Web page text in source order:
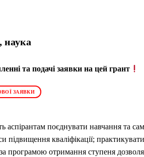
наука
та подачі заявки на цей грант
ЗАЯВКИ
аспірантам поєднувати навчання та
підвищення кваліфікації;
програмою отримання ступеня